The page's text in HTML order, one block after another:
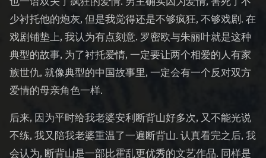
少衬托他的炮灰, 但是我觉得还是不够疯狂, 不够戏剧. 在
戏剧铺垫上, 我认为有点刻意. 罗密欧与朱丽叶就是这种
典型的故事, 为了衬托爱情, 一定要让两个相爱的人有家
族世仇, 就像典型的中国故事里, 一定会有一个反对双方
爱情的母亲角色一样.
后来, 因为平时给我老婆安利断背山好多次, 又不能光说
不练, 我又陪我老婆重温了一遍断背山. 认真看完之后, 我
会认为, 断背山是一部比霍乱更优秀的文艺作品. 同样是